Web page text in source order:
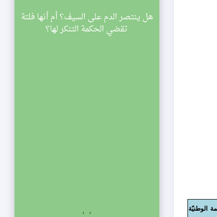
الوطنيّة
هل ينتصر الدم على السيف؟ أم أنها فلتة
تقضي الحكمة التنكر لها؟
‹
›